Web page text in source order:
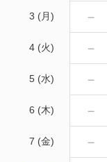
3 (月) －
4 (火) －
5 (水) －
6 (木) －
7 (金) －